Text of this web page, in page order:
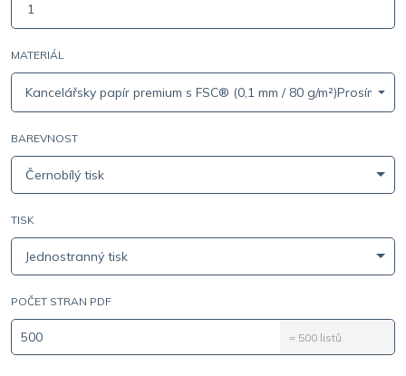
MATERIÁL
Kancelářsky papír premium s FSC® (0,1 mm / 80 g/
BAREVNOST
Černobílý tisk
TISK
Jednostranný tisk
POČET STRAN PDF
= 500 listů